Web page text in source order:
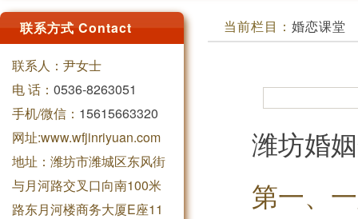
联系方式 Contact
联系人：尹女士
电 话： 0536-8263051
手机/微信： 15615663320
网址:www.wfjinriyuan.com
地址：潍坊市潍城区东风街
与月河路交叉口向南100米
路东月河楼商务大厦E座11
当前栏目： 婚恋课堂
潍坊婚
第一、